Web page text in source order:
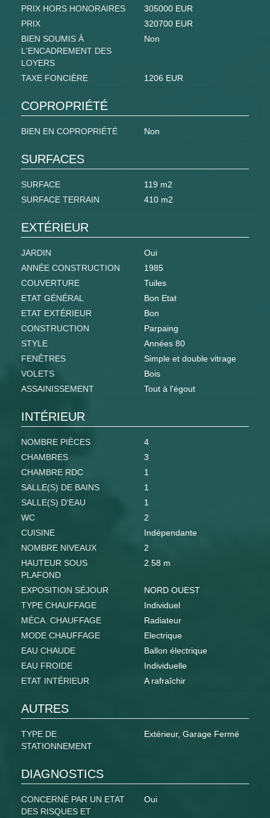
PRIX HORS HONORAIRES
305000 EUR
PRIX
320700 EUR
BIEN SOUMIS À
L'ENCADREMENT DES
LOYERS
Non
TAXE FONCIÈRE 1206 EUR
COPROPRIÉTÉ
BIEN EN COPROPRIÉTÉ Non
SURFACES
SURFACE
119 m2
SURFACE TERRAIN
410 m2
EXTÉRIEUR
JARDIN
Oui
ANNÉE CONSTRUCTION
1985
COUVERTURE
Tuiles
ETAT GÉNÉRAL
Bon Etat
ETAT EXTÉRIEUR
Bon
CONSTRUCTION
Parpaing
STYLE
Années 80
FENÊTRES
Simple et double vitrage
VOLETS
Bois
ASSAINISSEMENT
Tout à l'égout
INTÉRIEUR
NOMBRE PIÈCES
4
CHAMBRES
3
CHAMBRE RDC
1
SALLE(S) DE BAINS
1
SALLE(S) D'EAU
1
WC
2
CUISINE
Indépendante
NOMBRE NIVEAUX
2
HAUTEUR SOUS
PLAFOND
2.58 m
EXPOSITION SÉJOUR
NORD OUEST
TYPE CHAUFFAGE
Individuel
MÉCA. CHAUFFAGE
Radiateur
MODE CHAUFFAGE
Electrique
EAU CHAUDE
Ballon électrique
EAU FROIDE
Individuelle
ETAT INTÉRIEUR
A rafraîchir
AUTRES
TYPE DE
STATIONNEMENT
Extérieur, Garage Fermé
DIAGNOSTICS
CONCERNÉ PAR UN ETAT
DES RISQUES ET
Oui